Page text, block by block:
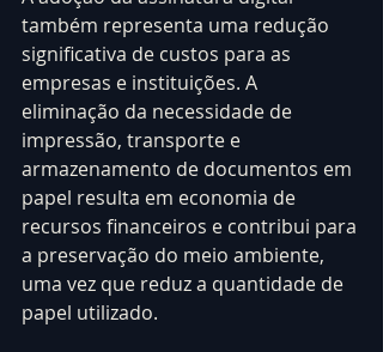
também representa uma redução
significativa de custos para as
empresas e instituições. A
eliminação da necessidade de
impressão, transporte e
armazenamento de documentos em
papel resulta em economia de
recursos financeiros e contribui para
a preservação do meio ambiente,
uma vez que reduz a quantidade de
papel utilizado.